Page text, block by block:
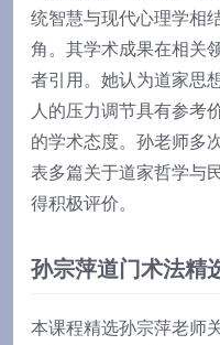
统智慧与现代心理学相
角。其学术成果在相关
者引用。她认为道家思
人的压力调节具有参考
的学术态度。孙老师多
表多篇关于道家哲学与
得积极评价。
孙宗萍道门术法精
本课程精选孙宗萍老师